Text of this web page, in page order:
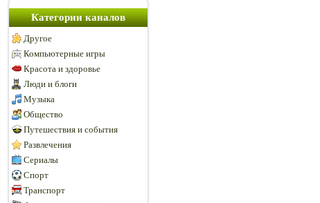
Категории каналов
Другое
Компьютерные игры
Красота и здоровье
Люди и блоги
Музыка
Общество
Путешествия и события
Развлечения
Сериалы
Спорт
Транспорт